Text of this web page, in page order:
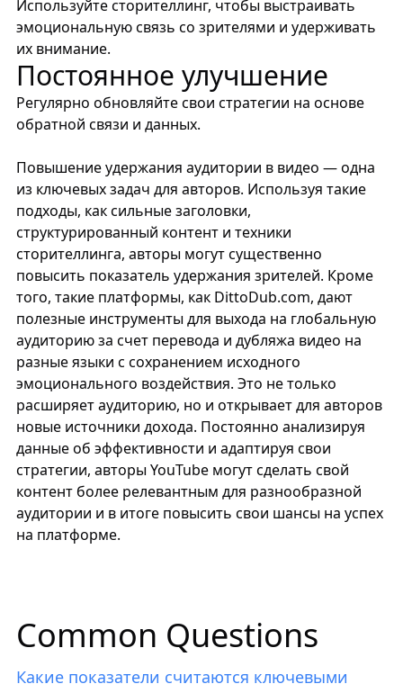
Используйте сторителлинг, чтобы выстраивать
эмоциональную связь со зрителями и удерживать
их внимание.
Постоянное улучшение
Регулярно обновляйте свои стратегии на основе
обратной связи и данных.
Повышение удержания аудитории в видео — одна
из ключевых задач для авторов. Используя такие
подходы, как сильные заголовки,
структурированный контент и техники
сторителлинга, авторы могут существенно
повысить показатель удержания зрителей. Кроме
того, такие платформы, как DittoDub.com, дают
полезные инструменты для выхода на глобальную
аудиторию за счет перевода и дубляжа видео на
разные языки с сохранением исходного
эмоционального воздействия. Это не только
расширяет аудиторию, но и открывает для авторов
новые источники дохода. Постоянно анализируя
данные об эффективности и адаптируя свои
стратегии, авторы YouTube могут сделать свой
контент более релевантным для разнообразной
аудитории и в итоге повысить свои шансы на успех
на платформе.
Common Questions
Какие показатели считаются ключевыми